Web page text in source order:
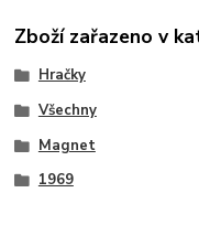
Zboží zařazeno v
Hračky
Všechny
Magnet
1969